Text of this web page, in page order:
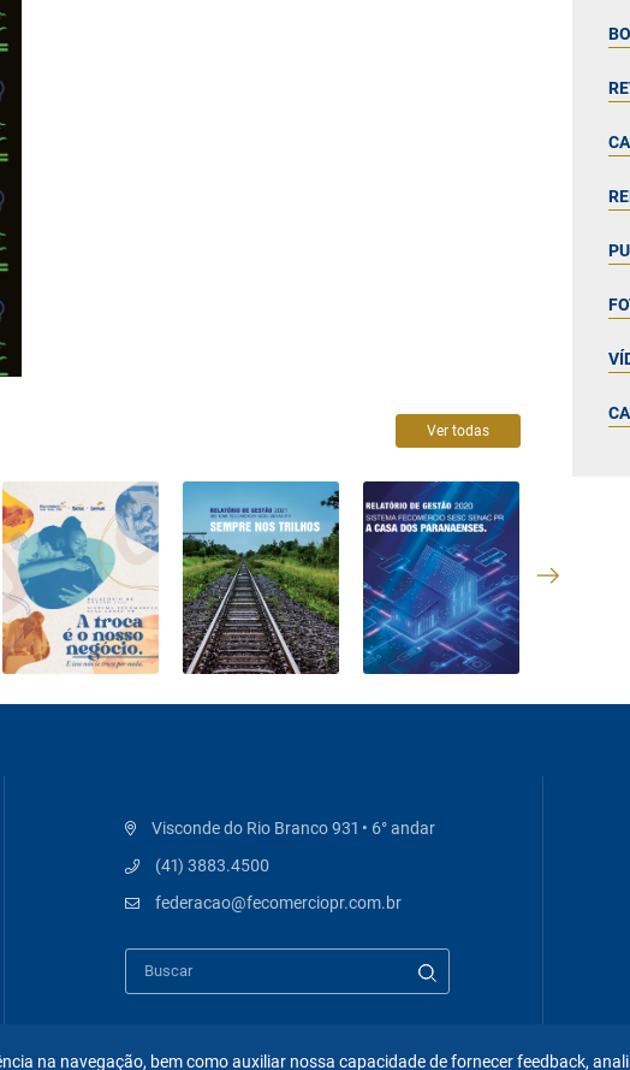
Ver todas
Visconde do Rio Branco 931 • 6° andar
(41) 3883.4500
federacao@fecomerciopr.com.br
na navegação, bem como auxiliar nossa capacidade de fornecer feedback,